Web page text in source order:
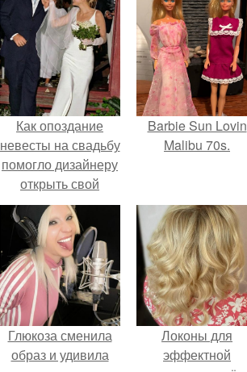
Как опоздание
невесты на свадьбу
помогло дизайнеру
открыть свой
бренд.
Barbie Sun Lovin
Malibu 70s.
Глюкоза сменила
образ и удивила
Локоны для
эффектной